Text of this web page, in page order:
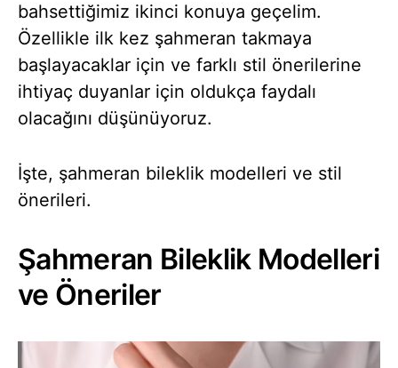
bahsettiğimiz ikinci konuya geçelim.
Özellikle ilk kez şahmeran takmaya
başlayacaklar için ve farklı stil önerilerine
ihtiyaç duyanlar için oldukça faydalı
olacağını düşünüyoruz.
İşte, şahmeran bileklik modelleri ve stil
önerileri.
Şahmeran Bileklik Modelleri
ve Öneriler